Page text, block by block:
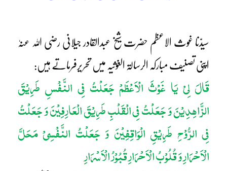
سیدّنا غوث الاعظم حضرت شیخ عبدالقادر جیلانی رضی اللہ عنہٗ
اپنی تصنیف مبارکہ الرسالۃ الغوثیہ میں تحریرفرماتے ہیں:
قَالَ لِیْ یَا غَوْثَ الْاَعْظَمْ جَعَلْتُ فِی النَّفْسِ طَرِیْقَ
الزَّاھِدِیْنَ وَ جَعَلْتُ فِی الْقَلْبِ طَرِیْقَ الْعَارِفِیْنَ وَ جَعَلْتُ
فِی الرُّوْحِ طَرِیْقِ الْوَاقِفِیْنَ وَ جَعَلْتُ النَّفْسِیْ مَحَلَّ
الْاَحْرَارِ وَ قُلُوْبُ الْاَحْرَارِ قُبُوْرُ الْاَسْرَارِ